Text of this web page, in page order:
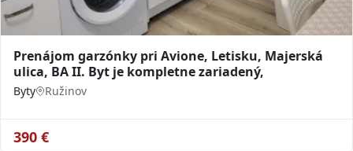
Prenájom garzónky pri Avione, Letisku, Majerská
ulica, BA II. Byt je kompletne zariadený,
Byty Ružinov
390 €